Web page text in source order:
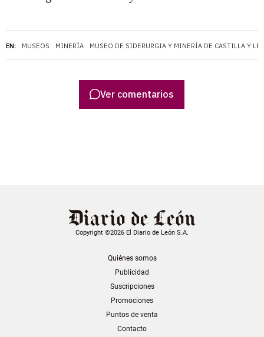
EN: MUSEOS MINERÍA MUSEO DE SIDERURGIA Y MINERÍA DE CASTILLA Y
Ver comentarios
Copyright ©2026 El Diario de León S.A.
Quiénes somos
Publicidad
Suscripciones
Promociones
Puntos de venta
Contacto